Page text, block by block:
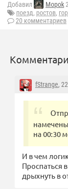
Добавил Mopok
поезд, ростов,
20 комментариев
fStrange,
на 00:30
И в чем
Проспаться
дрыхнуть в